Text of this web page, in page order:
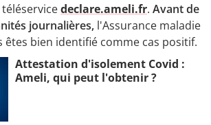
declare.ameli.fr. Avant de
journalières, l'Assurance maladie
êtes bien identifié comme cas positif.
Attestation d'isolement Covid :
Ameli, qui peut l'obtenir ?